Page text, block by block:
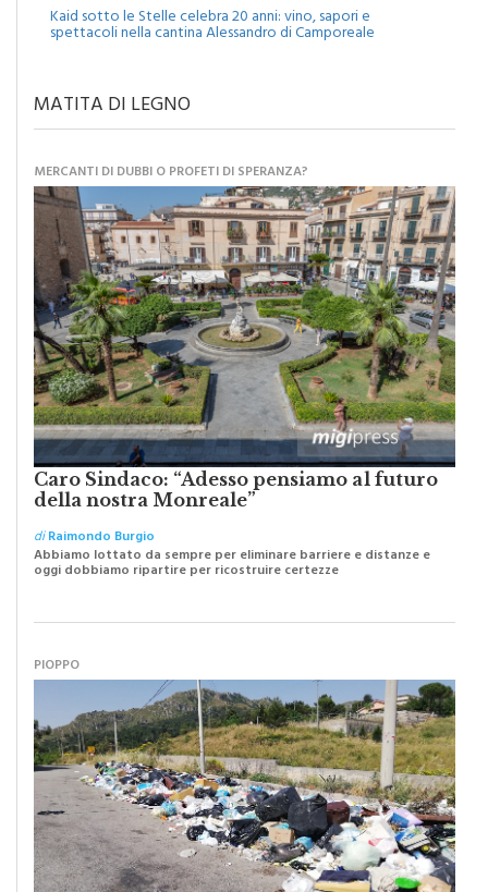
Eventi
Kaid sotto le Stelle celebra 20 anni: vino, sapori e
MATITA DI LEGNO
MERCANTI DI DUBBI O PROFETI DI SPERANZA?
Caro Sindaco: “Adesso pensiamo al futuro
della nostra Monreale”
diRaimondo Burgio